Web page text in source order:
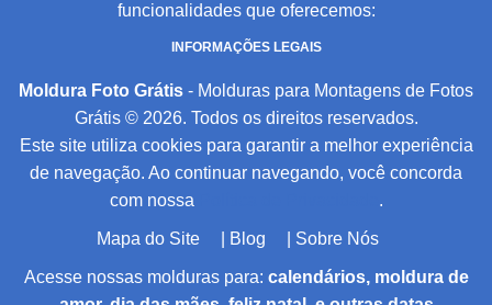
funcionalidades que oferecemos:
INFORMAÇÕES LEGAIS
Moldura Foto Grátis - Molduras para Montagens de Fotos
Grátis © 2026. Todos os direitos reservados.
Este site utiliza cookies para garantir a melhor experiência
de navegação. Ao continuar navegando, você concorda
com nossa
.
Mapa do Site Blog Sobre Nós
Acesse nossas molduras para: calendários, moldura de